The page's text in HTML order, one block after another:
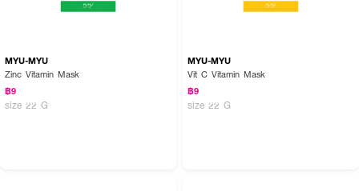
MYU-MYU
Zinc Vitamin Mask
฿9
size 22 G
MYU-MYU
Vit C Vitamin Mask
฿9
size 22 G